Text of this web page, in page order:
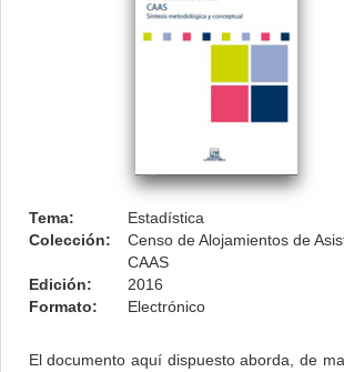
Tema:
Estadística
Colección:
Censo de Alojamientos de
CAAS
Edición:
2016
Formato:
Electrónico
El documento aquí dispuesto aborda, de